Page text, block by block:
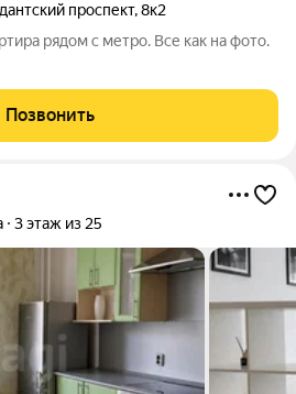
проспект,8к2
рядом с метро. Все как на фото.
Позвонить
3 этаж из 25